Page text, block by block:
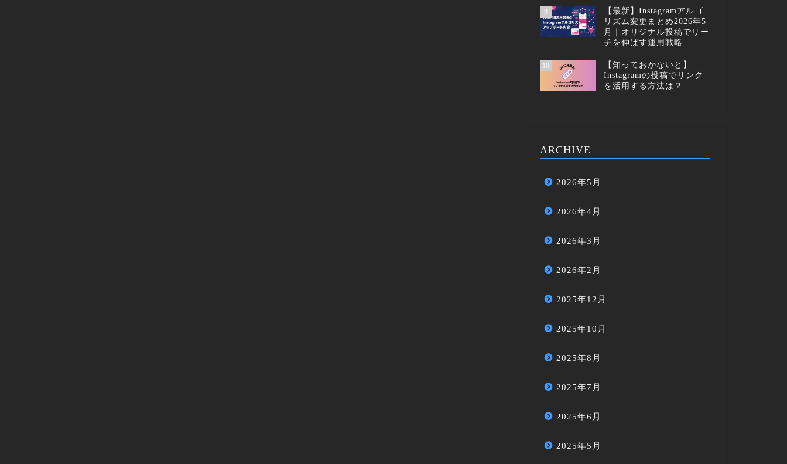
9
【最新】Instagramアルゴ
リズム変更まとめ2026年5
月｜オリジナル投稿でリー
チを伸ばす運用戦略
10
【知っておかないと】
Instagramの投稿でリンク
を活用する方法は？
ARCHIVE
2026年5月
2026年4月
2026年3月
2026年2月
2025年12月
2025年10月
2025年8月
2025年7月
2025年6月
2025年5月